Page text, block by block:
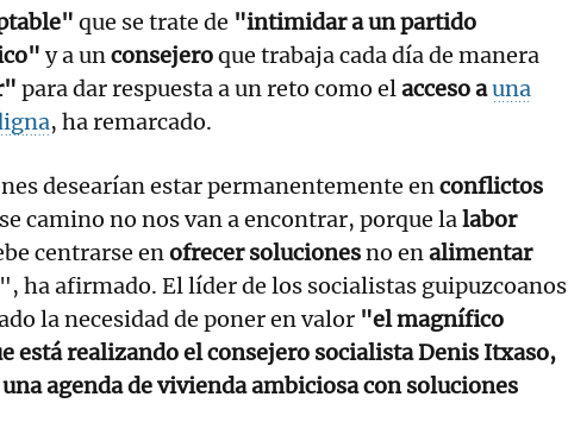
que se trate de "intimidar a un partido
y a unconsejeroque trabaja cada día de manera
para dar respuesta a un reto como elacceso auna
, ha remarcado.
desearían estar permanentemente enconflictos
camino no nos van a encontrar, porque lalabor
centrarse enofrecer solucionesno enalimentar
", ha afirmado. El líder de los socialistas guipuzcoanos
la necesidad de poner en valor "el magnífico
está realizando el consejero socialista Denis Itxaso,
agenda de vivienda ambiciosa con soluciones